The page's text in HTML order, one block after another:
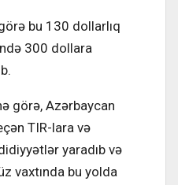
bu 130 dollarlıq
300 dollara
görə, Azərbaycan
TIR-lara və
yaradıb və
vaxtında bu yolda